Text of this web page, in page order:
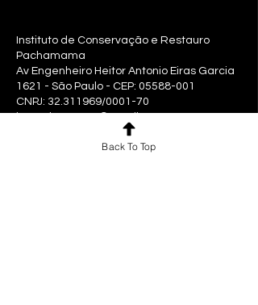
Instituto de Conservação e Restauro
Pachamama
Av Engenheiro Heitor Antonio Eiras Garcia
1621 - São Paulo - CEP: 05588-001
CNPJ: 32.311969/0001-70
Consultoria e Educação Patrimonial
Back To Top